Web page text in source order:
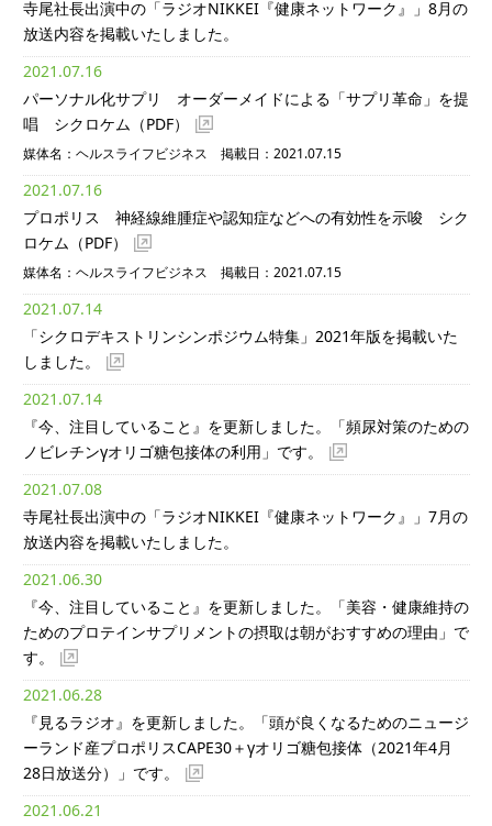
寺尾社長出演中の「ラジオNIKKEI『健康ネットワーク』」8月の
放送内容を掲載いたしました。
2021.07.16
パーソナル化サプリ オーダーメイドによる「サプリ革命」を提
唱 シクロケム （PDF）
媒体名：ヘルスライフビジネス 掲載日：2021.07.15
2021.07.16
プロポリス 神経線維腫症や認知症などへの有効性を示唆 シク
ロケム （PDF）
媒体名：ヘルスライフビジネス 掲載日：2021.07.15
2021.07.14
「シクロデキストリンシンポジウム特集」2021年版を掲載いた
しました。
2021.07.14
『今、注目していること』を更新しました。「頻尿対策のための
ノビレチンγオリゴ糖包接体の利用」です。
2021.07.08
寺尾社長出演中の「ラジオNIKKEI『健康ネットワーク』」7月の
放送内容を掲載いたしました。
2021.06.30
『今、注目していること』を更新しました。「美容・健康維持の
ためのプロテインサプリメントの摂取は朝がおすすめの理由」で
す。
2021.06.28
『見るラジオ』を更新しました。「頭が良くなるためのニュージ
ーランド産プロポリスCAPE30＋γオリゴ糖包接体（2021年4月
28日放送分）」です。
2021.06.21